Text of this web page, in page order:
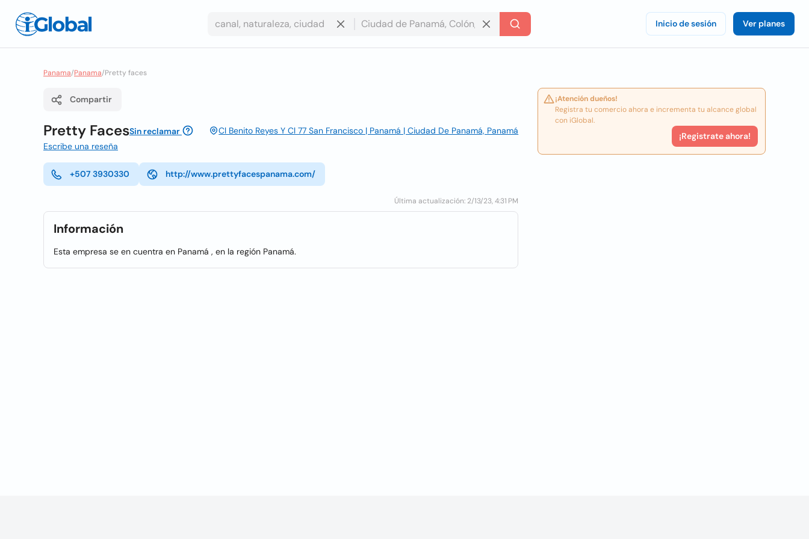
Inicio de sesión Ver planes
Panama/Panama/Pretty faces
Compartir
Pretty FacesSin reclamar
Cl Benito Reyes Y Cl 77 San Francisco | Panamá | Ciudad De Panamá, Panamá
Escribe una reseña
+507 3930330 http://www.prettyfacespanama.com/
Última actualización: 2/13/23, 4:31 PM
Información
Esta empresa se en cuentra en Panamá , en la región Panamá.
¡Atención dueños!
Registra tu comercio ahora e incrementa tu alcance global
con iGlobal.
¡Registrate ahora!